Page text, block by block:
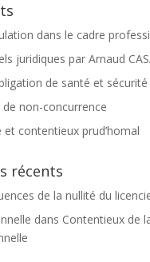
dans le cadre
juridiques par Arnaud
de santé et sécurité
de non-concurrence
et contentieux prud’homal
récents
de la nullité du
dans Contentieux de